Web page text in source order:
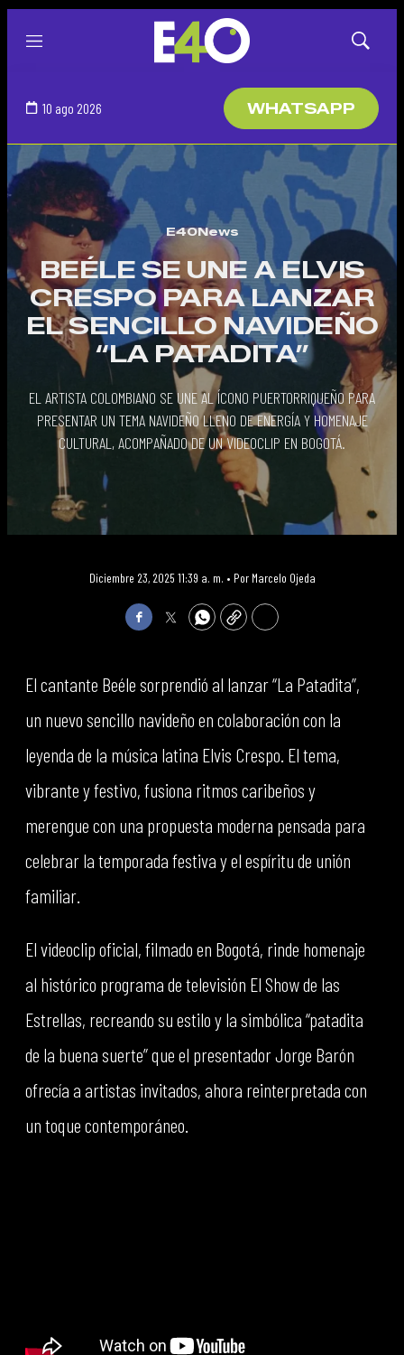
Menú
Mostrar
10 ago 2026 WHATSAPP
E40News
BEÉLE SE UNE A ELVIS
CRESPO PARA LANZAR
EL SENCILLO NAVIDEÑO
“LA PATADITA”
EL ARTISTA COLOMBIANO SE UNE AL ÍCONO PUERTORRIQUEÑO PARA
PRESENTAR UN TEMA NAVIDEÑO LLENO DE ENERGÍA Y HOMENAJE
CULTURAL, ACOMPAÑADO DE UN VIDEOCLIP EN BOGOTÁ.
Diciembre 23, 2025 11:39 a. m. • Por Marcelo Ojeda
FacebookTwitterWhatsApp
Copy Print
El cantante Beéle sorprendió al lanzar “La Patadita”,
un nuevo sencillo navideño en colaboración con la
leyenda de la música latina Elvis Crespo. El tema,
vibrante y festivo, fusiona ritmos caribeños y
merengue con una propuesta moderna pensada para
celebrar la temporada festiva y el espíritu de unión
familiar.
El videoclip oficial, filmado en Bogotá, rinde homenaje
al histórico programa de televisión El Show de las
Estrellas, recreando su estilo y la simbólica “patadita
de la buena suerte” que el presentador Jorge Barón
ofrecía a artistas invitados, ahora reinterpretada con
un toque contemporáneo.